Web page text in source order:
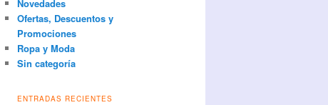
Novedades
Ofertas, Descuentos y
Promociones
Ropa y Moda
Sin categoría
ENTRADAS RECIENTES